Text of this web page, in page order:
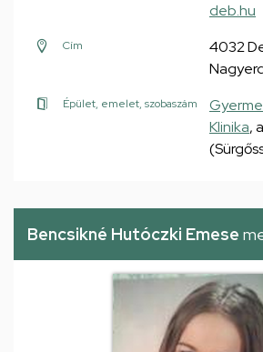
deb.hu
Cím
4032
Épület, emelet, szobaszám
Klinika,
Bencsikné Hutóczki Emese